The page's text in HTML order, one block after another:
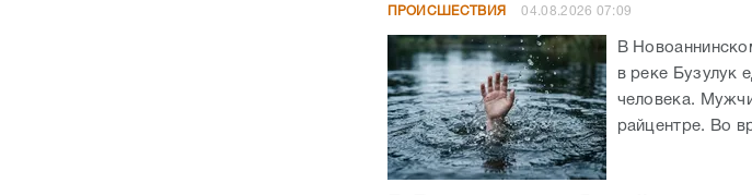
ПРОИСШЕСТВИЯ 04.08.2026 07:09
В
в реке Бузулук
человека.
райцентре. Во